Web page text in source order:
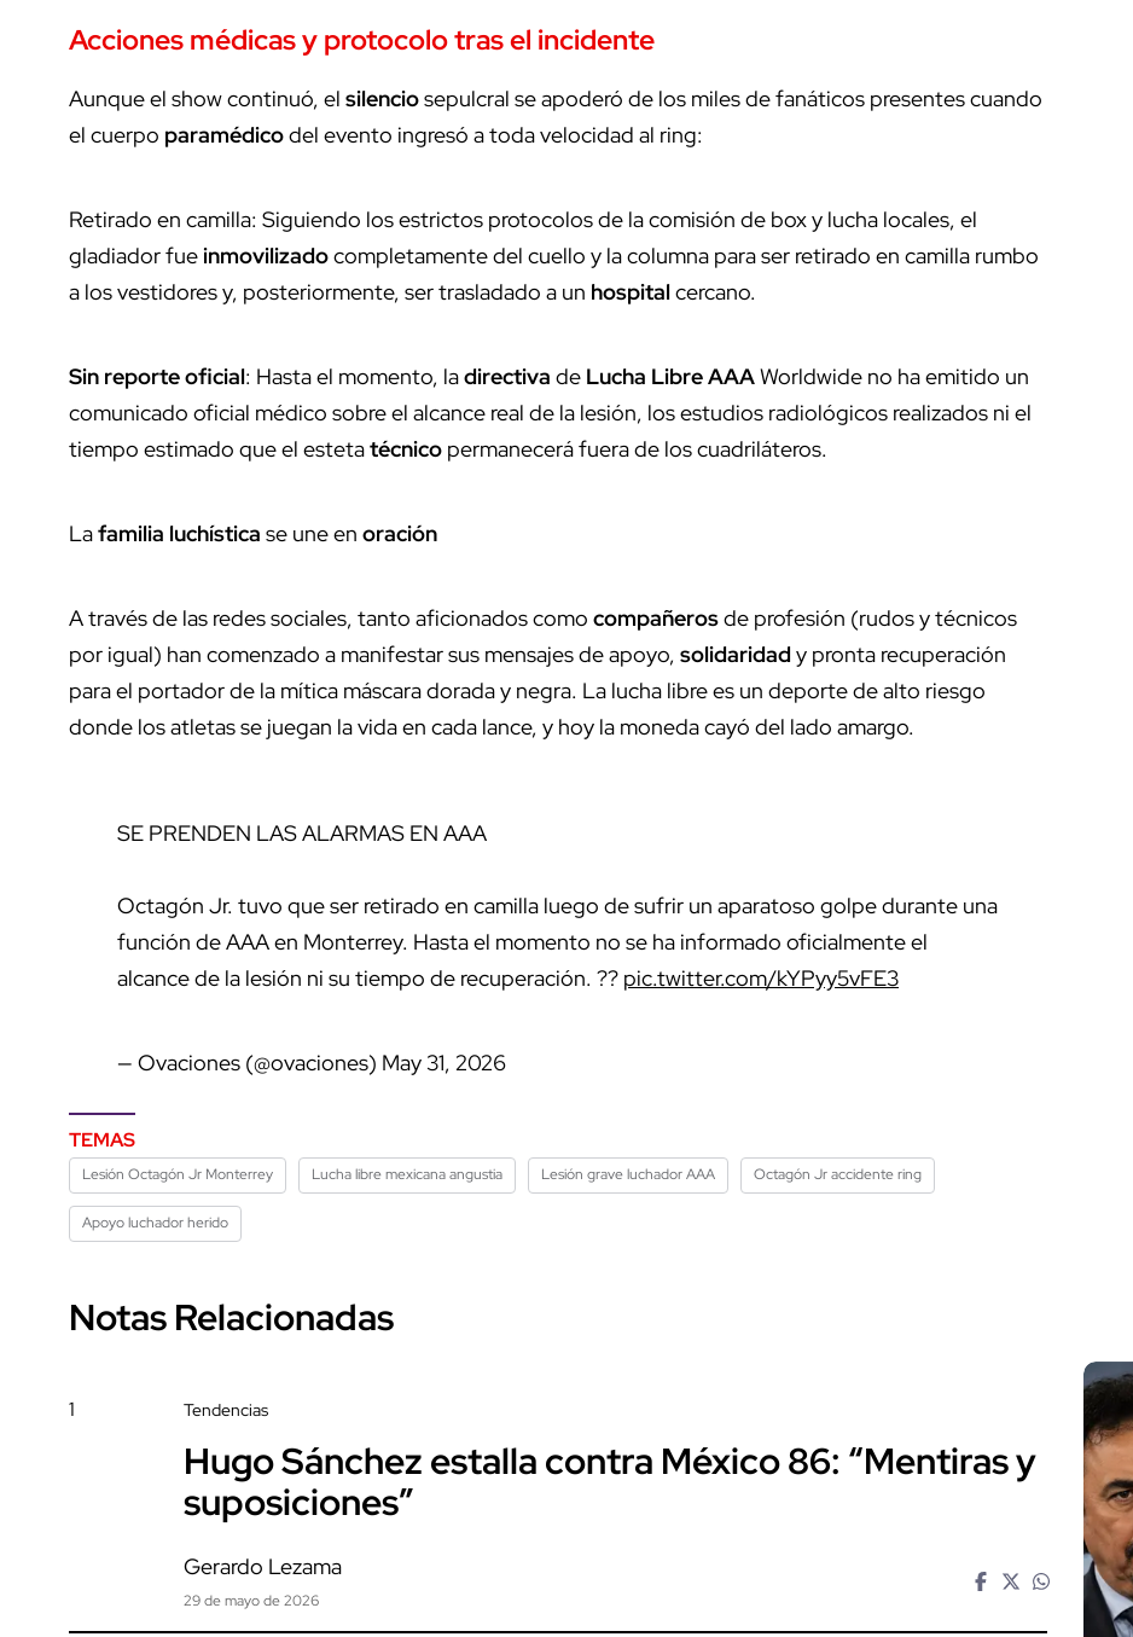
Acciones médicas y protocolo tras el incidente
Aunque el show continuó, el silenciosepulcral se apoderó de los miles de fanáticos presentes cuando
el cuerpo paramédicodel evento ingresó a toda velocidad al ring:
Retirado en camilla: Siguiendo los estrictos protocolos de la comisión de box y lucha locales, el
gladiador fueinmovilizadocompletamente del cuello y la columna para ser retirado en camilla rumbo
a los vestidores y, posteriormente, ser trasladado a un hospitalcercano.
Sin reporte oficial: Hasta el momento, ladirectiva de Lucha Libre AAAWorldwide no ha emitido un
comunicado oficial médico sobre el alcance real de la lesión, los estudios radiológicos realizados ni el
tiempo estimado que el estetatécnico permanecerá fuera de los cuadriláteros.
Lafamilia luchística se une en oración
A través de las redes sociales, tanto aficionados como compañerosde profesión (rudos y técnicos
por igual) han comenzado a manifestar sus mensajes de apoyo, solidaridady pronta recuperación
para el portador de la mítica máscara dorada y negra. La lucha libre es un deporte de alto riesgo
donde los atletas se juegan la vida en cada lance, y hoy la moneda cayó del lado amargo.
SE PRENDEN LAS ALARMAS EN AAA
Octagón Jr. tuvo que ser retirado en camilla luego de sufrir un aparatoso golpe durante una
función de AAA en Monterrey. Hasta el momento no se ha informado oficialmente el
alcance de la lesión ni su tiempo de recuperación. ?? pic.twitter.com/kYPyy5vFE3
— Ovaciones (@ovaciones) May 31, 2026
TEMAS
Lesión Octagón Jr Monterrey Lucha libre mexicana angustia Lesión grave luchador AAA Octagón Jr accidente ring
Apoyo luchador herido
Notas Relacionadas
1 Tendencias
Hugo Sánchez estalla contra México 86: “Mentiras y
suposiciones”
Gerardo Lezama
29 de mayo de 2026